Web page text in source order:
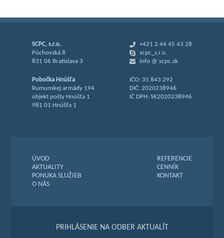
SCPC, s.r.o.
Púchovská 8
831 06 Bratislava 3
Pobočka Hnúšťa
Rumunskej armády 194
objekt pošty Hnúšťa 1
981 01 Hnúšťa 1
+421 2 44 45 43 28
scpc_s.r.o.
info @ scpc.sk
IČO: 35 843 292
DIČ: 2020238946
IČ DPH: SK2020238946
ÚVOD
AKTUALITY
PONUKA SLUŽIEB
O NÁS
REFERENCIE
CENNÍK
KONTAKT
PRIHLÁSENIE NA ODBER AKTUALÍT